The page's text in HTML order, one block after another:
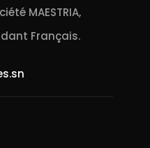
MAESTRIA,
Français.